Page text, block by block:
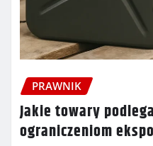
PRAWNIK
Jakie towary
ograniczeniom